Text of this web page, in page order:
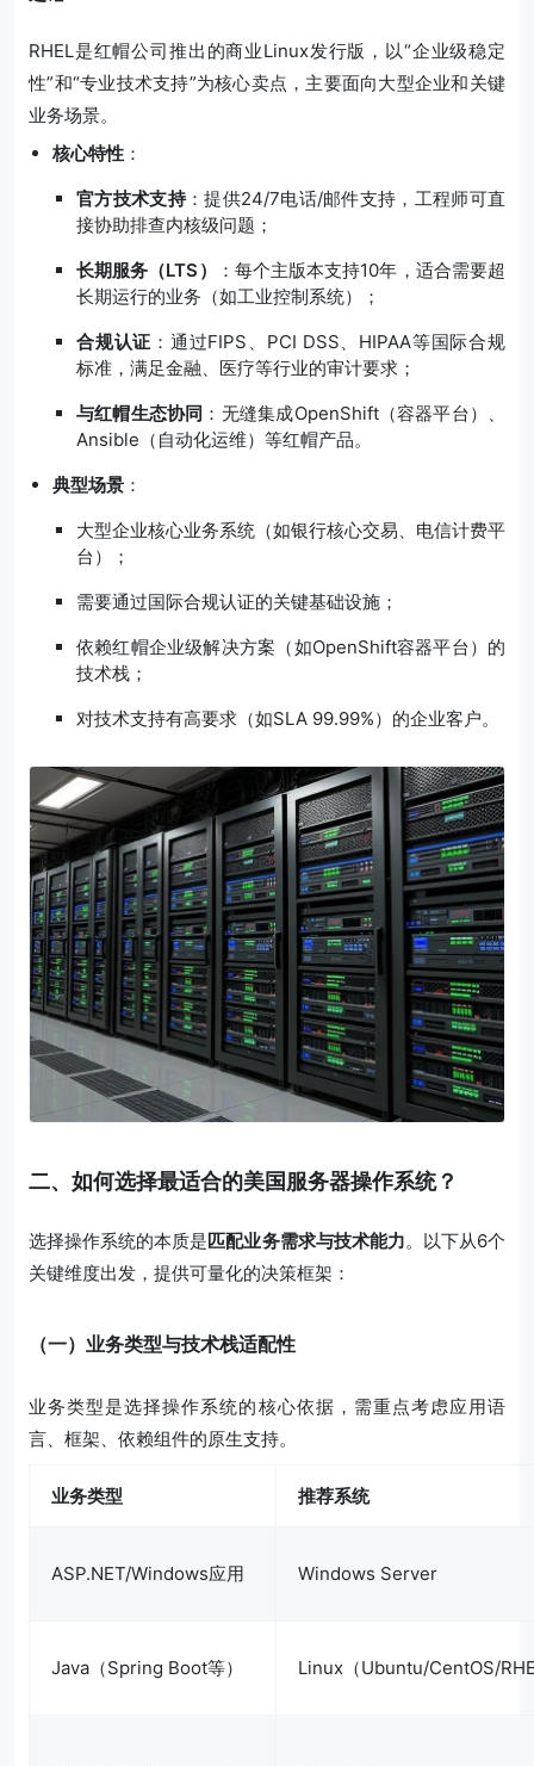
RHEL是红帽公司推出的商业Linux发行版，以“企业级稳定
性”和“专业技术支持”为核心卖点，主要面向大型企业和关键
业务场景。
核心特性 ：
官方技术支持：提供24/7电话/邮件支持，工程师可直
接协助排查内核级问题；
长期服务（LTS）
：每个主版本支持10年，适合需要超
长期运行的业务（如工业控制系统）；
合规认证 ：通过FIPS、PCI DSS、HIPAA等国际合规
标准，满足金融、医疗等行业的审计要求；
与红帽生态协同 ：无缝集成OpenShift（容器平台）、
Ansible（自动化运维）等红帽产品。
典型场景 ：
大型企业核心业务系统（如银行核心交易、电信计费平
台）；
需要通过国际合规认证的关键基础设施；
依赖红帽企业级解决方案（如OpenShift容器平台）的
技术栈；
对技术支持有高要求（如SLA 99.99%）的企业客户。
二、如何选择最适合的美国服务器操作系统？
选择操作系统的本质是匹配业务需求与技术能力。以下从6个
关键维度出发，提供可量化的决策框架：
（一）业务类型与技术栈适配性
业务类型是选择操作系统的核心依据，需重点考虑应用语
言、框架、依赖组件的原生支持。
业务类型 推荐系统
ASP.NET/Windows应用 Windows Server
Java（Spring Boot等） Linux（Ubuntu/CentOS/